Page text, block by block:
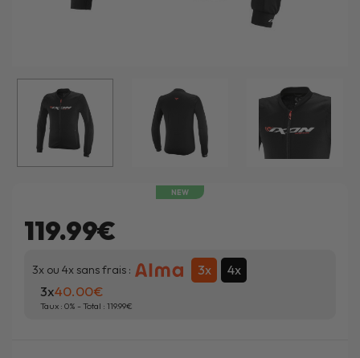
NEW
119.99€
3x ou 4x sans frais : 3x 4x
3x40.00
Taux : 0% - Total : 119.99